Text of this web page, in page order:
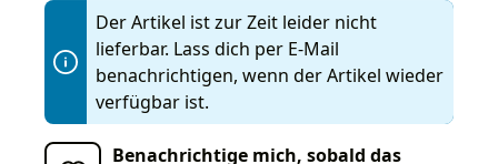
Der Artikel ist zur Zeit leider nicht
lieferbar. Lass dich per E-Mail
benachrichtigen, wenn der Artikel wieder
verfügbar ist.
Benachrichtige mich, sobald das